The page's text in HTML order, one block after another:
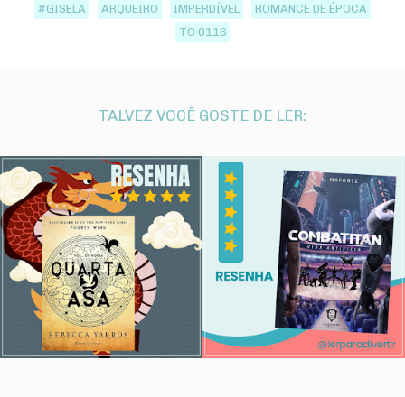
#GISELA ARQUEIRO IMPERDÍVEL
ROMANCE DE ÉPOCA
TC 0116
TALVEZ VOCÊ GOSTE DE LER: